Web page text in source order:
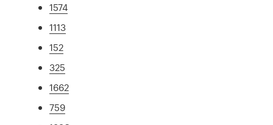
1574
1113
152
325
1662
759